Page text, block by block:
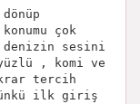
çok
denizin sesini
, komi ve
tercih
ilk giriş